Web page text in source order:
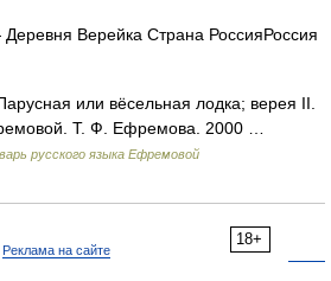
Верейка Страна РоссияРоссия
или вёсельная лодка; верея II.
Т. Ф. Ефремова. 2000 …
русского языка Ефремовой
18+
Реклама на сайте